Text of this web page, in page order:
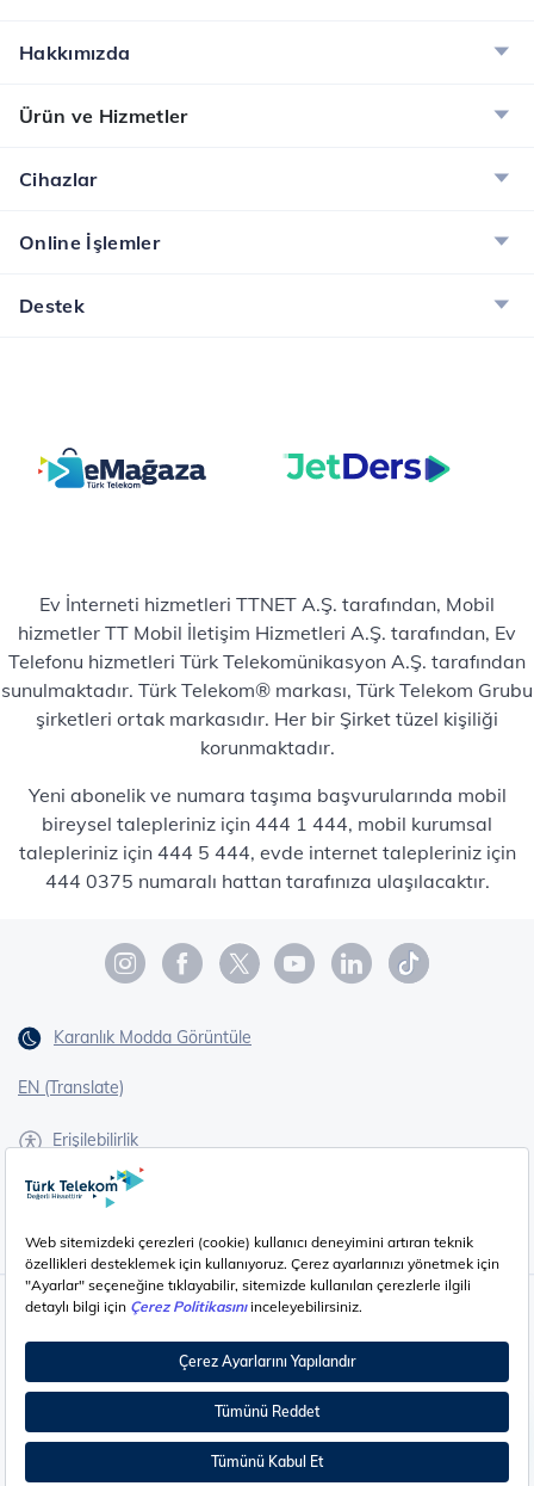
Hakkımızda
Ürün ve Hizmetler
Cihazlar
Online İşlemler
Destek
Ev İnterneti hizmetleri TTNET A.Ş. tarafından, Mobil
hizmetler TT Mobil İletişim Hizmetleri A.Ş. tarafından, Ev
Telefonu hizmetleri Türk Telekomünikasyon A.Ş. tarafından
sunulmaktadır. Türk Telekom® markası, Türk Telekom Grubu
şirketleri ortak markasıdır. Her bir Şirket tüzel kişiliği
korunmaktadır.
Yeni abonelik ve numara taşıma başvurularında mobil
bireysel talepleriniz için 444 1 444, mobil kurumsal
talepleriniz için 444 5 444, evde internet talepleriniz için
444 0375 numaralı hattan tarafınıza ulaşılacaktır.
Karanlık Modda Görüntüle
EN (Translate)
Erişilebilirlik
İşaret Dili Çevirisi
Çerez Ayarları